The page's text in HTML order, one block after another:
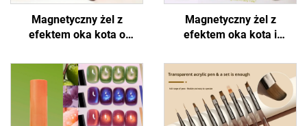
Magnetyczny żel z
efektem oka kota o
Magnetyczny żel z
efektem oka kota i